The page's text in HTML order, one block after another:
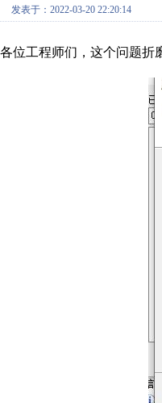
发表于：2022-03-20 22:20:14
各位工程师们，这个问题折